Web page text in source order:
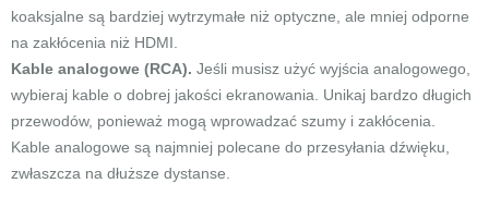
koaksjalne są bardziej wytrzymałe niż optyczne, ale mniej odporne
na zakłócenia niż HDMI.
Kable analogowe (RCA). Jeśli musisz użyć wyjścia analogowego,
wybieraj kable o dobrej jakości ekranowania. Unikaj bardzo długich
przewodów, ponieważ mogą wprowadzać szumy i zakłócenia.
Kable analogowe są najmniej polecane do przesyłania dźwięku,
zwłaszcza na dłuższe dystanse.